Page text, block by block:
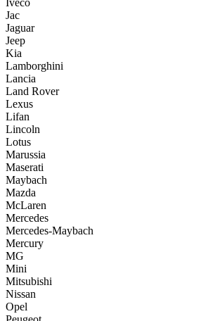
Jac
Jaguar
Jeep
Kia
Lamborghini
Lancia
Land Rover
Lexus
Lifan
Lincoln
Lotus
Marussia
Maserati
Maybach
Mazda
McLaren
Mercedes
Mercedes-Maybach
Mercury
MG
Mini
Mitsubishi
Nissan
Opel